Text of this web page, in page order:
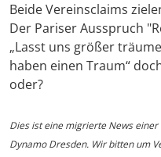
Beide Vereinsclaims
Der Pariser Ausspruch
„Lasst uns größer
haben einen Traum“
oder?
Dies ist eine migrierte News
Dynamo Dresden. Wir bitten um